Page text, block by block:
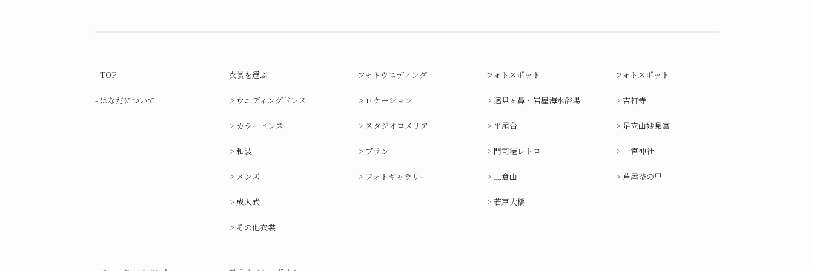
TOP
はなだについて
衣裳を選ぶ
ウエディングドレス
カラードレス
和装
メンズ
成人式
その他衣裳
フォトウエディング
ロケーション
スタジオロメリア
プラン
フォトギャラリー
フォトスポット
遠見ヶ鼻・岩屋海水浴場
平尾台
門司港レトロ
皿倉山
若戸大橋
フォトスポット
吉祥寺
足立山妙見宮
一宮神社
芦屋釜の里